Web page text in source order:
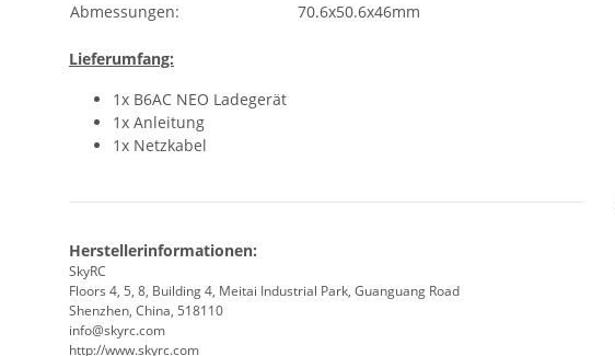
Abmessungen:
70.6x50.6x46mm
Lieferumfang:
1x B6AC NEO Ladegerät
1x Anleitung
1x Netzkabel
Herstellerinformationen:
SkyRC
Floors 4, 5, 8, Building 4, Meitai Industrial Park, Guanguang Road
Shenzhen, China, 518110
info@skyrc.com
http://www.skyrc.com